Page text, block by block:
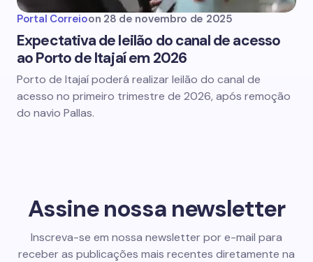
Portal Correioon 28 de novembro de 2025
Expectativa de leilão do canal de acesso
ao Porto de Itajaí em 2026
Porto de Itajaí poderá realizar leilão do canal de
acesso no primeiro trimestre de 2026, após remoção
do navio Pallas.
Assine nossa newsletter
Inscreva-se em nossa newsletter por e-mail para
receber as publicações mais recentes diretamente na